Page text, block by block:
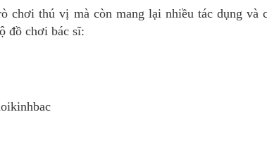
chơi thú vị mà còn mang lại nhiều tác dụng và
đồ chơi bác sĩ: